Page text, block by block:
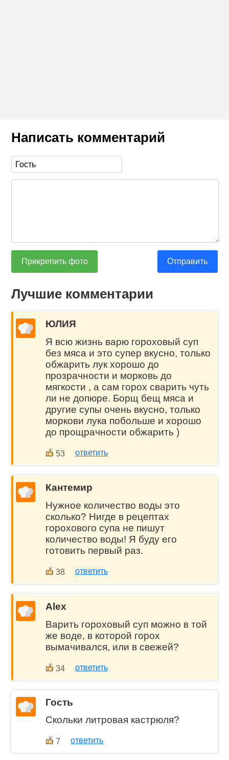
Написать комментарий
Прикрепить фото Отправить
Лучшие комментарии
ЮЛИЯ
Я всю жизнь варю гороховый суп
без мяса и это супер вкусно, только
обжарить лук хорошо до
прозрачности и морковь до
мягкости , а сам горох сварить чуть
ли не допюре. Борщ бещ мяса и
другие супы очень вкусно, только
моркови лука побольше и хорошо
до прощрачности обжарить )
53 ответить
Кантемир
Нужное количество воды это
сколько? Нигде в рецептах
горохового супа не пишут
количество воды! Я буду его
готовить первый раз.
38 ответить
Alex
Варить гороховый суп можно в той
же воде, в которой горох
вымачивался, или в свежей?
34 ответить
Гость
Скольки литровая кастрюля?
7 ответить